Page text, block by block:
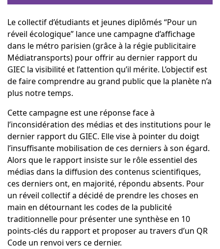
Le collectif d’étudiants et jeunes diplômés “Pour un
réveil écologique” lance une campagne d’affichage
dans le métro parisien (grâce à la régie publicitaire
Médiatransports) pour offrir au dernier rapport du
GIEC la visibilité et l’attention qu’il mérite. L’objectif est
de faire comprendre au grand public que la planète n’a
plus notre temps.
Cette campagne est une réponse face à
l’inconsidération des médias et des institutions pour le
dernier rapport du GIEC. Elle vise à pointer du doigt
l’insuffisante mobilisation de ces derniers à son égard.
Alors que le rapport insiste sur le rôle essentiel des
médias dans la diffusion des contenus scientifiques,
ces derniers ont, en majorité, répondu absents. Pour
un réveil collectif a décidé de prendre les choses en
main en détournant les codes de la publicité
traditionnelle pour présenter une synthèse en 10
points-clés du rapport et proposer au travers d’un QR
Code un renvoi vers ce dernier.